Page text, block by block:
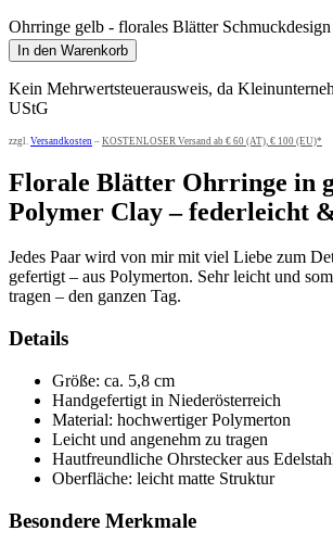
Ohrringe gelb - florales Blätter
In den Warenkorb
Kein Mehrwertsteuerausweis, da
UStG
zzgl. Versandkosten – KOSTENLOSER Versand ab € 60 (AT), € 100 (EU)*
Florale Blätter Ohrringe in
Polymer Clay – federleicht
Jedes Paar wird von mir mit viel Liebe zum
gefertigt – aus Polymerton. Sehr leicht und
tragen – den ganzen Tag.
Details
Größe: ca. 5,8 cm
Handgefertigt in Niederösterreich
Material: hochwertiger Polymerton
Leicht und angenehm zu tragen
Hautfreundliche Ohrstecker aus
Oberfläche: leicht matte Struktur
Besondere Merkmale